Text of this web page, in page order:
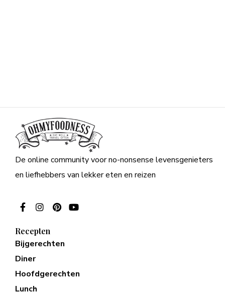
De online community voor no-nonsense levensgenieters
en liefhebbers van lekker eten en reizen
Recepten
Bijgerechten
Diner
Hoofdgerechten
Lunch